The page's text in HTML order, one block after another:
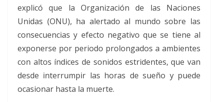
explicó que la Organización de las Naciones
Unidas (ONU), ha alertado al mundo sobre las
consecuencias y efecto negativo que se tiene al
exponerse por periodo prolongados a ambientes
con altos índices de sonidos estridentes, que van
desde interrumpir las horas de sueño y puede
ocasionar hasta la muerte.